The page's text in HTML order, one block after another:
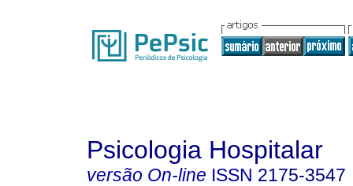
Psicologia Hospitalar
versão On-line ISSN 2175-3547